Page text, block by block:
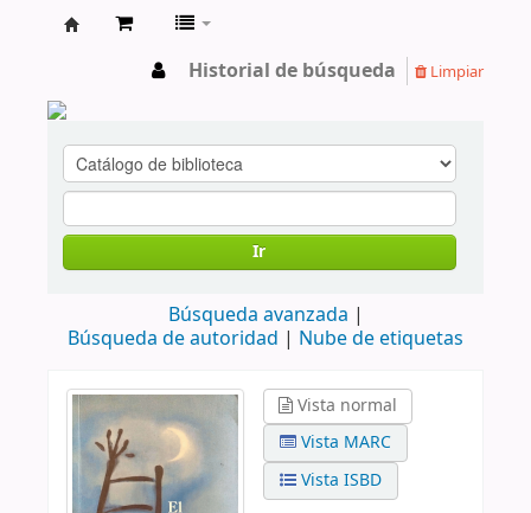
Historial de búsqueda Limpiar
Ir
Búsqueda avanzada
Búsqueda de autoridad
Nube de etiquetas
Vista normal
Vista MARC
Vista ISBD